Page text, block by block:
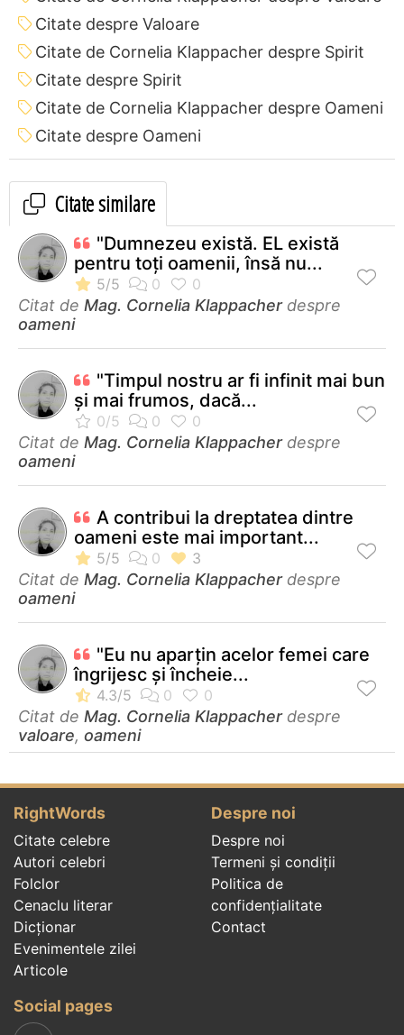
Citate despre Valoare
Citate de Cornelia Klappacher despre Spirit
Citate despre Spirit
Citate de Cornelia Klappacher despre Oameni
Citate despre Oameni
Citate similare
"Dumnezeu există. EL există
pentru toți oamenii, însă nu...
Citat de Mag. Cornelia Klappacherdespre
oameni
"Timpul nostru ar fi infinit mai bun
și mai frumos, dacă...
Citat de Mag. Cornelia Klappacherdespre
oameni
A contribui la dreptatea dintre
oameni este mai important...
Citat de Mag. Cornelia Klappacherdespre
oameni
"Eu nu aparțin acelor femei care
îngrijesc și încheie...
Citat de Mag. Cornelia Klappacherdespre
valoare, oameni
RightWords
Citate celebre
Autori celebri
Folclor
Cenaclu literar
Dicționar
Evenimentele zilei
Articole
Despre noi
Despre noi
Termeni și condiții
Politica de
confidenţialitate
Contact
Social pages